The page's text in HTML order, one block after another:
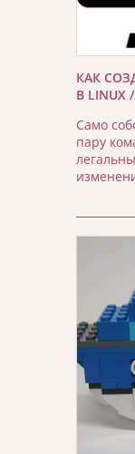
КАК
В LINUX /
Само
пару